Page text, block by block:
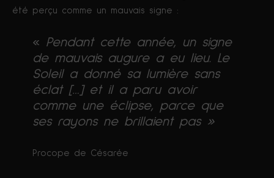
été perçu comme un mauvais signe :
« Pendant cette année, un signe
de mauvais augure a eu lieu. Le
Soleil a donné sa lumière sans
éclat […] et il a paru avoir
comme une éclipse, parce que
ses rayons ne brillaient pas »
Procope de Césarée